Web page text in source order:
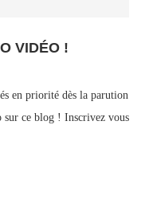
VIDÉO !
en priorité dès la parution
sur ce blog ! Inscrivez vous